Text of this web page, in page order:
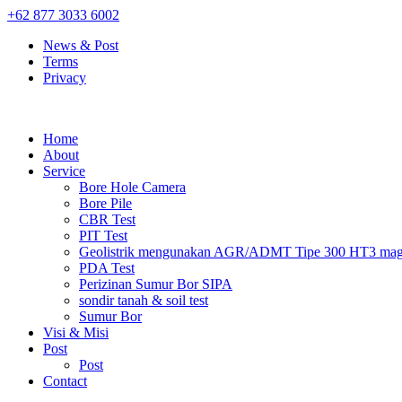
+62 877 3033 6002
News & Post
Terms
Privacy
Home
About
Service
Bore Hole Camera
Bore Pile
CBR Test
PIT Test
Geolistrik mengunakan AGR/ADMT Tipe 300 HT3
PDA Test
Perizinan Sumur Bor SIPA
sondir tanah & soil test
Sumur Bor
Visi & Misi
Post
Post
Contact